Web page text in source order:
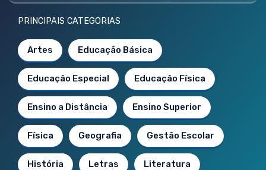
PRINCIPAIS CATEGORIAS
Artes Educação Básica
Educação Especial Educação Física
Ensino a Distância Ensino Superior
Física Geografia Gestão Escolar
História Letras Literatura